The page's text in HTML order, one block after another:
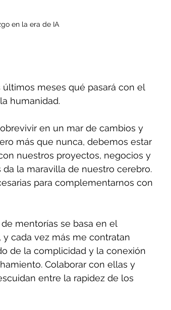
en la era de IA
meses qué pasará con el
humanidad.
en un mar de cambios y
más que nunca, debemos estar
nuestros proyectos, negocios y
la maravilla de nuestro cerebro.
para complementarnos con
mentorías se basa en el
cada vez más me contratan
de la complicidad y la conexión
Colaborar con ellas y
entre la rapidez de los